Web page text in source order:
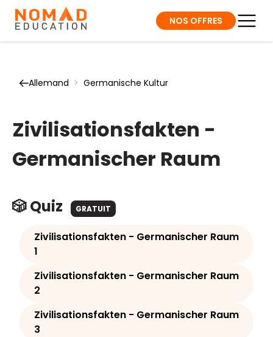
NOS OFFRES
Allemand > Germanische Kultur
Zivilisationsfakten -
Germanischer Raum
🎲 Quiz GRATUIT
Zivilisationsfakten - Germanischer Raum
1
Zivilisationsfakten - Germanischer Raum
2
Zivilisationsfakten - Germanischer Raum
3